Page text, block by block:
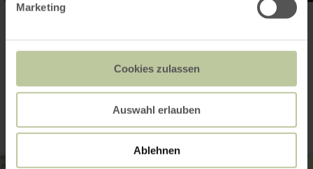
Marketing
Cookies zulassen
Auswahl erlauben
Ablehnen
Contact